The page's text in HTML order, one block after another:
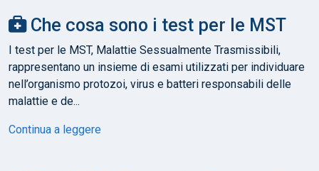
Che cosa sono i test per le MST
I test per le MST, Malattie Sessualmente Trasmissibili,
rappresentano un insieme di esami utilizzati per individuare
nell’organismo protozoi, virus e batteri responsabili delle
malattie e de...
Continua a leggere